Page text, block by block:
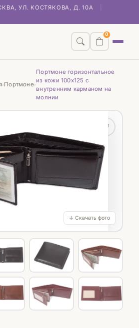
УЛ. КОСТЯКОВА, Д. 10А
0
›Портмоне›
Портмоне горизонтальное
из кожи 100х125 с
внутренним карманом на
молнии
♡
↓ Скачать фото